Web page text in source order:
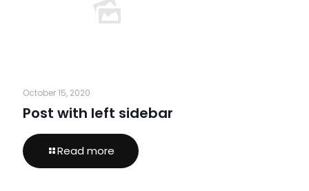
October 15, 2020
Post with left sidebar
Read more